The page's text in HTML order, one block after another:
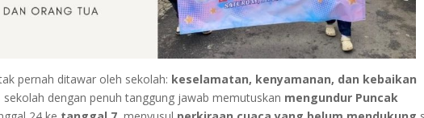
pernah ditawar oleh sekolah: keselamatan, kenyamanan, dan kebaikan
dengan penuh tanggung jawab memutuskan mengundur Puncak